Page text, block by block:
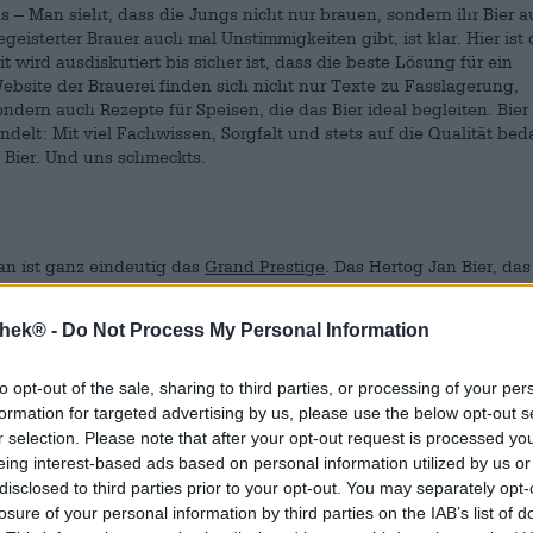
- Do Not Process My Personal Information
opt-out of the sale, sharing to third parties, or processing of your
for targeted advertising by us, please use the below opt-out
selection. Please note that after your opt-out request is processed
interest-based ads based on personal information utilized by us
to third parties prior to your opt-out. You may separately
of your personal information by third parties on the IAB’s list of
– Man sieht, dass die Jungs nicht nur brauen, sondern ihr Bier
Brauer auch mal Unstimmigkeiten gibt, ist klar. Hier ist
wird ausdiskutiert bis sicher ist, dass die beste Lösung für ein
der Brauerei finden sich nicht nur Texte zu Fasslagerung,
auch Rezepte für Speisen, die das Bier ideal begleiten. Bier
Mit viel Fachwissen, Sorgfalt und stets auf die Qualität
Und uns schmeckts.
ist ganz eindeutig das Grand Prestige . Das Hertog Jan Bier,
Biere der Welt gekürt wurde, ist ein Barley Wine. Der
der Brauerei heran. Laut der erfahrenen Brauer von Hertog Jan
angekommen. Nach Ablauf der sechs Jahre hatten die
zu entfalten. Eine kürzere oder längere Reifung
Wer den Reifungsprozess seiner ganz eigenen Flasche
Bier genussbereit ist, kann sich vor Ort oder online eine
reifen lassen. Die Reifedauer beeinflusst den Geschmack
auch ganz unterschiedliche Produkte herauskommen. Das
und ist auch in Geruch und Geschmack durchaus kräftig.